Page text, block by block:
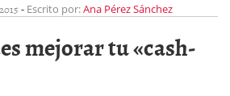
- Escrito por:Ana Pérez Sánchez
mejorar tu «cash-